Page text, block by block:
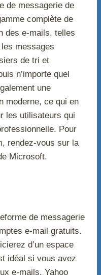
de messagerie de
complète de
des e-mails, telles
messages
de tri et
n’importe quel
une
moderne, ce qui en
les utilisateurs qui
Pour
rendez-vous sur la
Microsoft.
de messagerie
e-mail gratuits.
d’un espace
idéal si vous avez
e-mails. Yahoo